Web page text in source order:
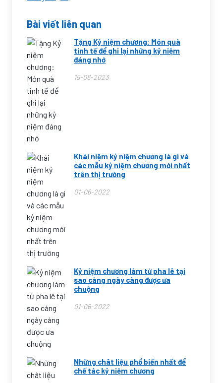
Bài viết liên quan
Tặng Kỷ niệm chương: Món quà
tinh tế để ghi lại những kỷ niệm
đáng nhớ
15-06-2023
Khái niệm kỷ niệm chương là gì và
các mẫu kỷ niệm chương mới nhất
trên thị trường
01-06-2022
Kỷ niệm chương làm từ pha lê tại
sao càng ngày càng được ưa
chuộng
01-06-2022
Những chât liệu phổ biến nhất để
chế tác kỷ niệm chương